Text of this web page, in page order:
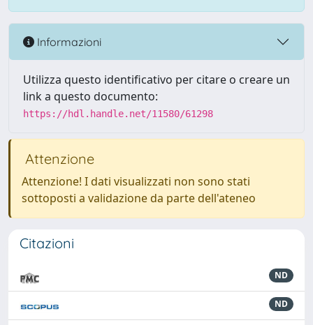
Informazioni
Utilizza questo identificativo per citare o creare un
link a questo documento:
https://hdl.handle.net/11580/61298
Attenzione
Attenzione! I dati visualizzati non sono stati
sottoposti a validazione da parte dell'ateneo
Citazioni
ND
ND